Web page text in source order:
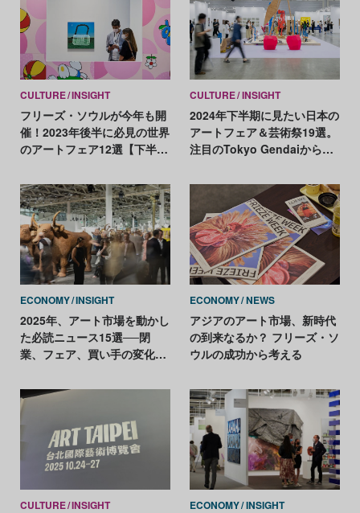
CULTURE INSIGHT
フリーズ・ソウルが今年も開
催！2023年後半に必見の世界
のアートフェア12選【下半期
CULTURE INSIGHT
2024年下半期に見たい日本の
アートフェア＆芸術祭19選。
注目のTokyo GendaiからArt
挙紹介！
ECONOMY INSIGHT
2025年、アート市場を動かし
た必読ニュース15選──閉
業、フェア、買い手の変化ま
とめ】
ECONOMY NEWS
アジアのアート市場、新時代
の到来なるか？ フリーズ・ソ
ウルの成功から考える
CULTURE INSIGHT ECONOMY INSIGHT